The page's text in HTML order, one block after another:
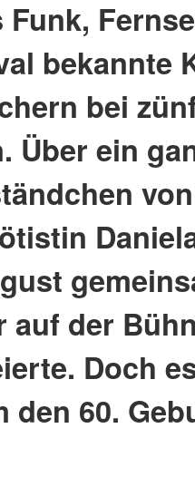
Funk,
bekannte
bei
Über ein
auf der
Doch
den 60.